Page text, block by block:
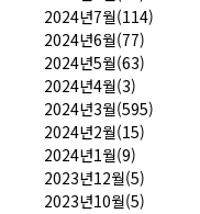
2024년7월(114)
2024년6월(77)
2024년5월(63)
2024년4월(3)
2024년3월(595)
2024년2월(15)
2024년1월(9)
2023년12월(5)
2023년10월(5)